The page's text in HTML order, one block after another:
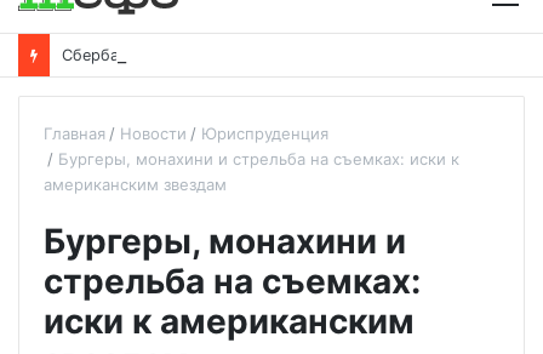
Главная Новости
Юриспруденция
Бургеры, монахини и стрельба на съемках: иски к
американским звездам
Бургеры, монахини и
стрельба на съемках:
иски к американским